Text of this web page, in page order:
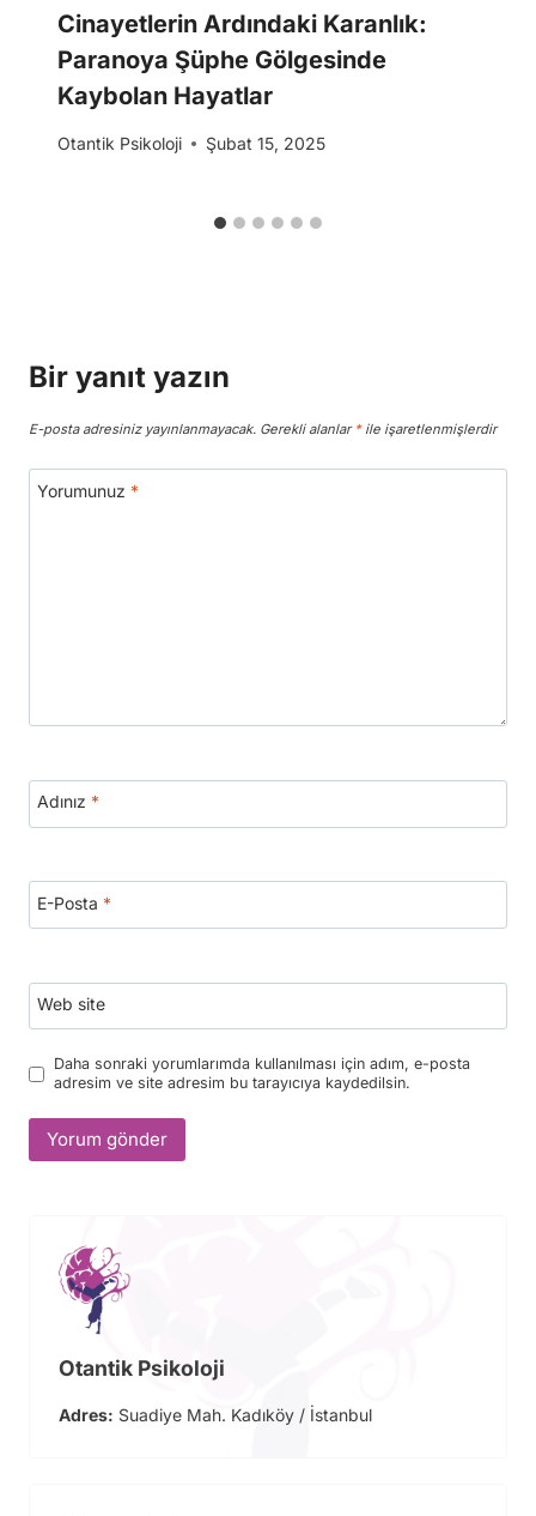
Cinayetlerin Ardındaki Karanlık:
Paranoya Şüphe Gölgesinde
Kaybolan Hayatlar
Otantik Psikoloji Şubat 15, 2025
Bir yanıt yazın
E-posta adresiniz yayınlanmayacak. Gerekli alanlar *ile işaretlenmişlerdir
Yorumunuz *
Adınız *
E-Posta *
Web site
Daha sonraki yorumlarımda kullanılması için adım, e-posta
adresim ve site adresim bu tarayıcıya kaydedilsin.
Otantik Psikoloji
Adres: Suadiye Mah. Kadıköy / İstanbul